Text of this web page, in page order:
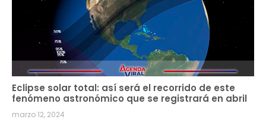
Eclipse solar total: así será el recorrido de este
fenómeno astronómico que se registrará en abril
marzo 12, 2024